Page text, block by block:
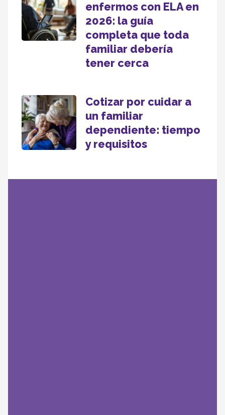
enfermos con ELA en
2026: la guía
completa que toda
familiar debería
tener cerca
Cotizar por cuidar a
un familiar
dependiente: tiempo
y requisitos